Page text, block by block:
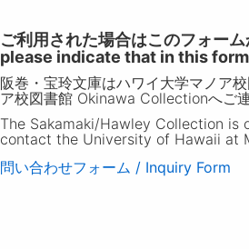
ご利用された場合はこのフォー
please indicate that in this
阪巻・宝玲文庫はハワイ大学マノア
ア校図書館 Okinawa Collectionへご連
The Sakamaki/Hawley Collection
contact the University of Hawaii at
問い合わせフォーム / Inquiry Form